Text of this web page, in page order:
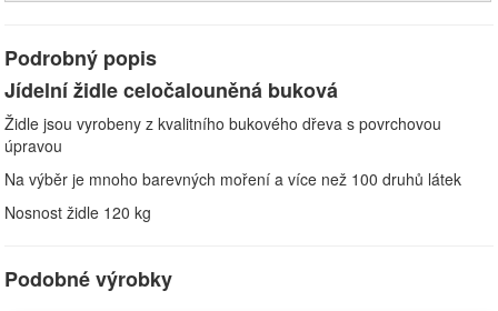
Podrobný popis
Jídelní židle celočalouněná buková
Židle jsou vyrobeny z kvalitního bukového dřeva s povrchovou
úpravou
Na výběr je mnoho barevných moření a více než 100 druhů látek
Nosnost židle 120 kg
Podobné výrobky